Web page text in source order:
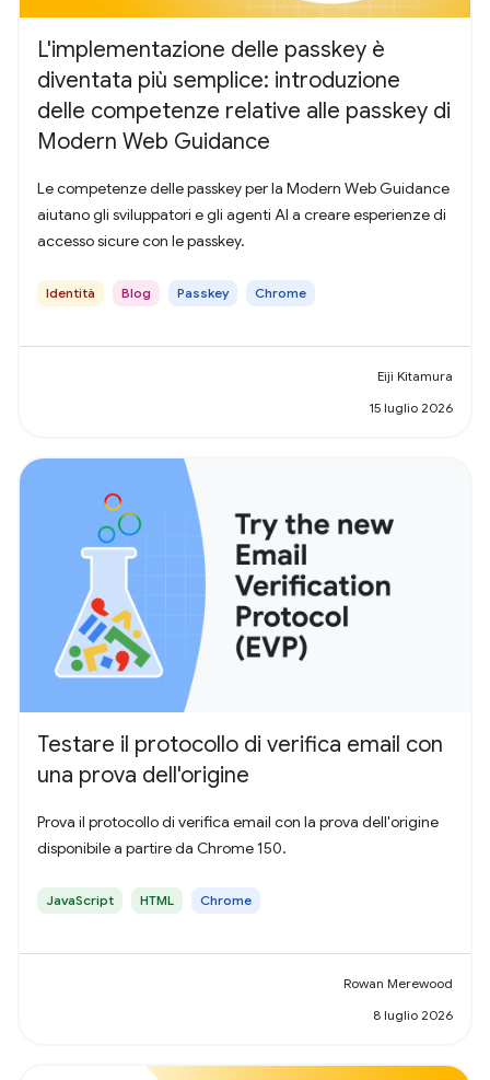
L'implementazione delle passkey è
diventata più semplice: introduzione
delle competenze relative alle passkey di
Modern Web Guidance
Le competenze delle passkey per la Modern Web Guidance
aiutano gli sviluppatori e gli agenti AI a creare esperienze di
accesso sicure con le passkey.
Identità Blog Passkey Chrome
Eiji Kitamura
15 luglio 2026
Testare il protocollo di verifica email con
una prova dell'origine
Prova il protocollo di verifica email con la prova dell'origine
disponibile a partire da Chrome 150.
JavaScript HTML Chrome
Rowan Merewood
8 luglio 2026